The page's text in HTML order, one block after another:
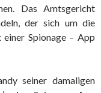
Das Amtsgericht
der sich um die
Spionage – App
seiner damaligen